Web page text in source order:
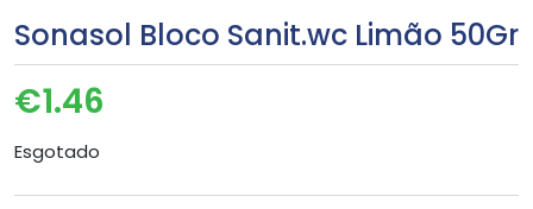
Sonasol Bloco Sanit.wc Limão 50Gr
€1.46
Esgotado